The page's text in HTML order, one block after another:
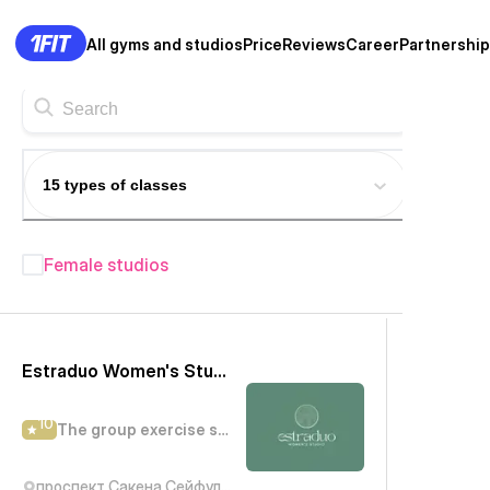
All gyms and studiosPriceReviewsCareerPartnership
15 types of classes
Female studios
Fitness studios in Almaty
Estraduo Women's Studio
10 The group exercise studio